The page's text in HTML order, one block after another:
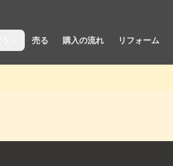
売る 購入の流れ リフォーム